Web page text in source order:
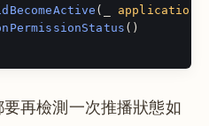
( application
()
再檢測一次推播狀態如